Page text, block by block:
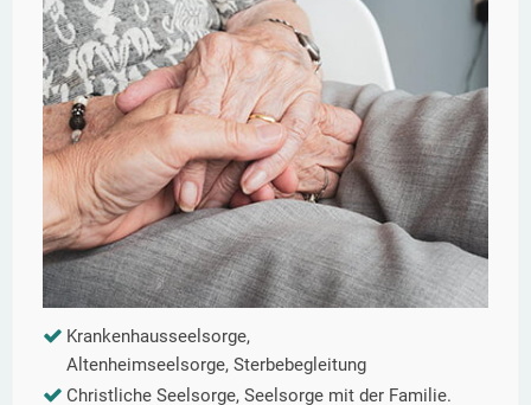
Krankenhausseelsorge,
Altenheimseelsorge, Sterbebegleitung
Christliche Seelsorge, Seelsorge mit der Familie.